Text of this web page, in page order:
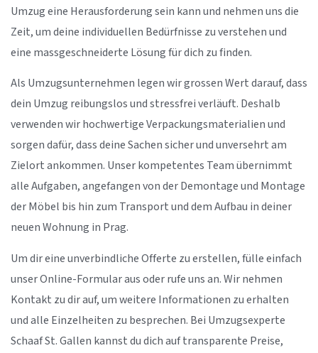
Umzug eine Herausforderung sein kann und nehmen uns die
Zeit, um deine individuellen Bedürfnisse zu verstehen und
eine massgeschneiderte Lösung für dich zu finden.
Als Umzugsunternehmen legen wir grossen Wert darauf, dass
dein Umzug reibungslos und stressfrei verläuft. Deshalb
verwenden wir hochwertige Verpackungsmaterialien und
sorgen dafür, dass deine Sachen sicher und unversehrt am
Zielort ankommen. Unser kompetentes Team übernimmt
alle Aufgaben, angefangen von der Demontage und Montage
der Möbel bis hin zum Transport und dem Aufbau in deiner
neuen Wohnung in Prag.
Um dir eine unverbindliche Offerte zu erstellen, fülle einfach
unser Online-Formular aus oder rufe uns an. Wir nehmen
Kontakt zu dir auf, um weitere Informationen zu erhalten
und alle Einzelheiten zu besprechen. Bei Umzugsexperte
Schaaf St. Gallen kannst du dich auf transparente Preise,